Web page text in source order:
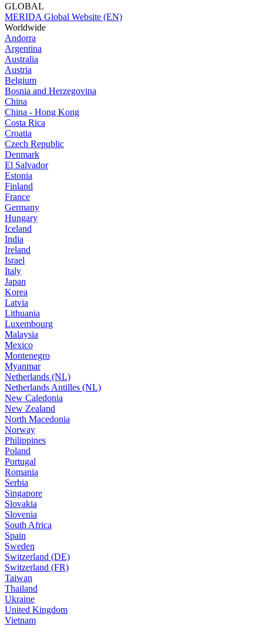
GLOBAL
MERIDA Global Website (EN)
Worldwide
Andorra
Argentina
Australia
Austria
Belgium
Bosnia and Herzegovina
China
China - Hong Kong
Costa Rica
Croatia
Czech Republic
Denmark
El Salvador
Estonia
Finland
France
Germany
Hungary
Iceland
India
Ireland
Israel
Italy
Japan
Korea
Latvia
Lithuania
Luxembourg
Malaysia
Mexico
Montenegro
Myanmar
Netherlands (NL)
Netherlands Antilles (NL)
New Caledonia
New Zealand
North Macedonia
Norway
Philippines
Poland
Portugal
Romania
Serbia
Singapore
Slovakia
Slovenia
South Africa
Spain
Sweden
Switzerland (DE)
Switzerland (FR)
Taiwan
Thailand
Ukraine
United Kingdom
Vietnam